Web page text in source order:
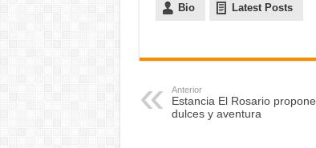
Bio Latest Posts
Anterior
Estancia El Rosario propone
dulces y aventura